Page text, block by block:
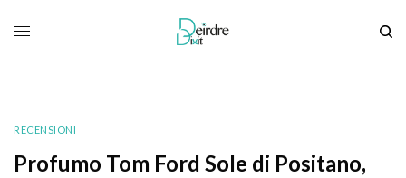
RECENSIONI
Profumo Tom Ford Sole di Positano,